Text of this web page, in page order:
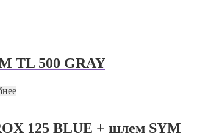
TL 500 GRAY
125 BLUE + шлем SYM